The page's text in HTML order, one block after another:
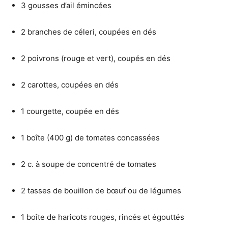
3 gousses d’ail émincées
2 branches de céleri, coupées en dés
2 poivrons (rouge et vert), coupés en dés
2 carottes, coupées en dés
1 courgette, coupée en dés
1 boîte (400 g) de tomates concassées
2 c. à soupe de concentré de tomates
2 tasses de bouillon de bœuf ou de légumes
1 boîte de haricots rouges, rincés et égouttés